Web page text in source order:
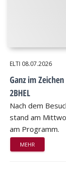
ELTI 08.07.2026
Ganz im
2BHEL
Nach dem
stand am
am Programm.
MEHR